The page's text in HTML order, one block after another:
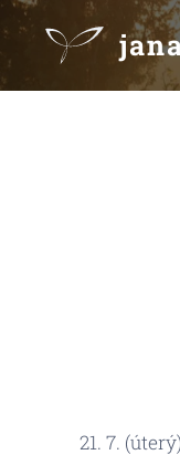
21. 7.